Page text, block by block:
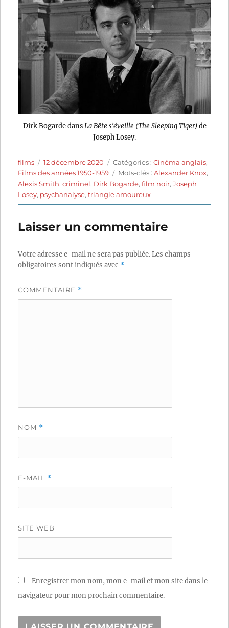
Dirk Bogarde dansLa Bête s’éveille (The Sleeping Tiger)de
Joseph Losey.
Auteur
films
Publié
le
12 décembre 2020 Catégories
Catégories :Cinéma anglais,
Films des années 1950-1959
Étiquettes
Mots-clés :Alexander Knox,
Alexis Smith,criminel, Dirk Bogarde,film noir,Joseph
Losey, psychanalyse,triangle amoureux
Laisser un commentaire
Votre adresse e-mail ne sera pas publiée.Les champs
obligatoires sont indiqués avec *
COMMENTAIRE *
NOM *
E-MAIL *
SITE WEB
Enregistrer mon nom, mon e-mail et mon site dans le
navigateur pour mon prochain commentaire.